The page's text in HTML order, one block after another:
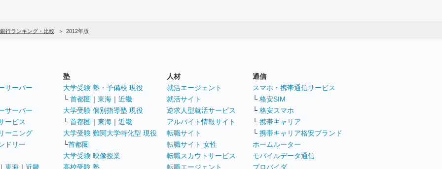
行ランキング・比較 2012年版
サーバー
サーバー
ービス
ーニング
ドリー
東海 ｜ 近畿
塾
大学受験 塾・予備校 現役
└ 首都圏 ｜ 東海 ｜ 近畿
大学受験 個別指導塾 現役
└ 首都圏 ｜ 東海 ｜ 近畿
大学受験 難関大学特化型 現役
└首都圏
大学受験 映像授業
高校受験 塾
人材
就活エージェント
就活サイト
逆求人型就活サービス
アルバイト情報サイト
転職サイト
転職サイト 女性
転職スカウトサービス
転職エージェント
通信
スマホ・携帯通信サービス
└ 格安SIM
└ 格安スマホ
└ 携帯キャリア
└ 携帯キャリア格安ブランド
ホームルーター
モバイルデータ通信
プロバイダ